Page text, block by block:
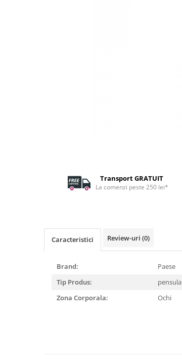
Transport GRATUIT
La comenzi peste 250 lei*
Caracteristici Review-uri (0)
Brand:
Paese
Tip Produs:
pensula
Zona Corporala:
Ochi